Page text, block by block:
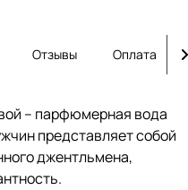
Отзывы Оплата
– парфюмерная вода
представляет собой
джентльмена,